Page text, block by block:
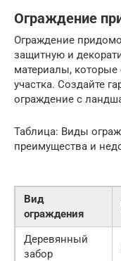
Ограждение
Ограждение
защитную и
материалы, которые
участка. Создайте
ограждение с
Таблица: Виды
преимущества и
Вид
ограждения
Деревянный
забор